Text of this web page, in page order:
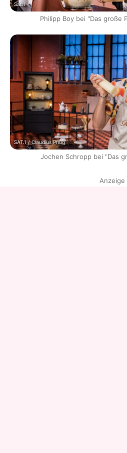
Sat.1
Philipp Boy bei "Das große
SAT.1 / Claudius Pflug
Jochen Schropp bei "Das
Anzeige